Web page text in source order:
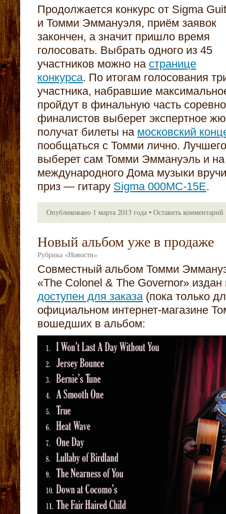
Продолжается конкурс от Sigma
и Томми Эммануэля, приём заявок
закончен, а значит пришло время
голосовать. Выбрать одного из 45
участников можно на странице
конкурса. По итогам голосования
участника, набравшие
пройдут в финальную часть
финалистов выберет экспертное
получат билеты на московский
пообщаться с Томми лично.
выберет сам Томми Эммануэль и на
международного Дома музыки
приз — гитару Sigma 000MC-15E.
Опубликовано 1 марта 2013 года • Оставить комментарий
Новый альбом уже в продаже
Рубрика «Новости»
Совместный альбом Томми
«The Colonel & The Governor»
доступен для заказа(пока только
официальном интернет-магазине
вошедших в альбом: